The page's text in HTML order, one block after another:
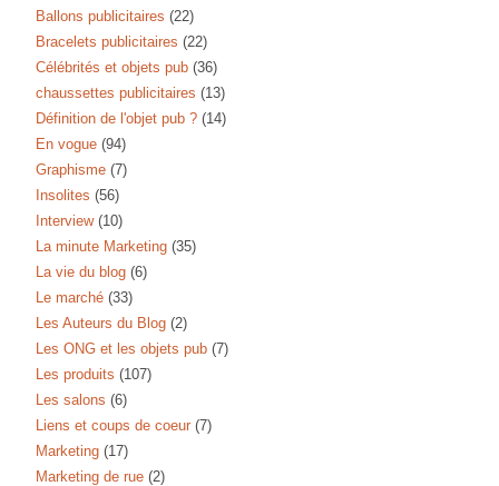
Ballons publicitaires (22)
Bracelets publicitaires (22)
Célébrités et objets pub (36)
chaussettes publicitaires (13)
Définition de l'objet pub ? (14)
En vogue (94)
Graphisme (7)
Insolites (56)
Interview (10)
La minute Marketing (35)
La vie du blog (6)
Le marché (33)
Les Auteurs du Blog (2)
Les ONG et les objets pub (7)
Les produits (107)
Les salons (6)
Liens et coups de coeur (7)
Marketing (17)
Marketing de rue (2)